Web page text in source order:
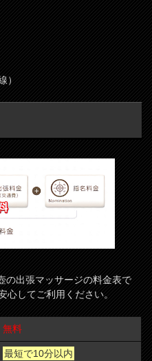
）
の出張マッサージの料金表で
心してご利用ください。
無料
最短で10分以内